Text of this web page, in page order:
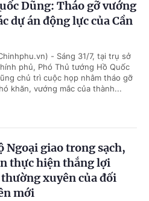
Dũng: Tháo gỡ vướng
dự án động lực của Cần
- Sáng 31/7, tại trụ sở
phủ, Phó Thủ tướng Hồ Quốc
chủ trì cuộc họp nhằm tháo gỡ
khăn, vướng mắc của thành...
Ngoại giao trong sạch,
thực hiện thắng lợi
xuyên của đối
mới